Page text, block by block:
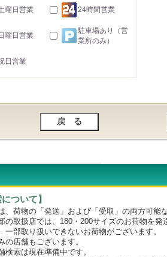
曜日営業 24時間営業
曜日営業
駐車場あり（営
業所のみ）
日営業
ついて】
荷物の「発送」および「受取」の両方可能
扱店では、180・200サイズのお荷物を発
取り扱いできないお荷物がございます。
店舗もございます。
索は現在準備中です。